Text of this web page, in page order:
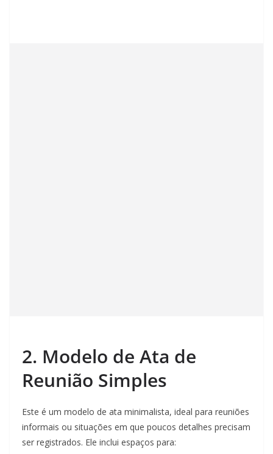
2. Modelo de Ata de
Reunião Simples
Este é um modelo de ata minimalista, ideal para reuniões
informais ou situações em que poucos detalhes precisam
ser registrados. Ele inclui espaços para: